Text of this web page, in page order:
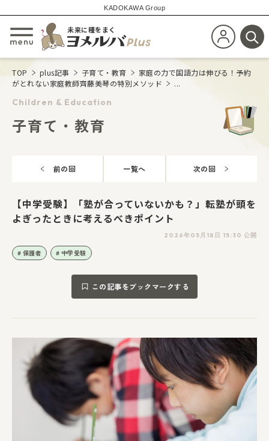
KADOKAWA Group
メニューを開閉する
未来に種をまく
新規会員登
検
TOP plus記事 子育て・教育
家庭の力で国語力は伸びる！予約
がとれない家庭教師齊藤美琴の特別メソッド
...
Children & Education
子育て・教育
前の回 一覧へ 次の回
【中学受験】「塾が合っていないかも？」転塾が頭を
よぎったときに考えるべきポイント
2026年05月18日 15:30 公開
保護者 中学受験
この記事をブックマークする